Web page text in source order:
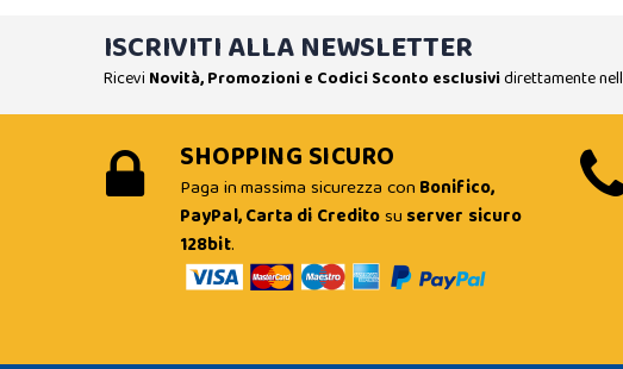
ISCRIVITI ALLA NEWSLETTER
Ricevi Novità, Promozioni e Codici Sconto esclusividirettamente
SHOPPING SICURO
Paga in massima sicurezza con Bonifico,
PayPal, Carta di Creditosu server sicuro
128bit.